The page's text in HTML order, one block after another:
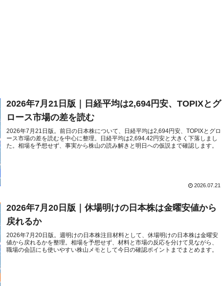
2026年7月21日版｜日経平均は2,694円安、TOPIXとグ
ロース市場の差を読む
2026年7月21日版。前日の日本株について、日経平均は2,694円安、TOPIXとグロ
ース市場の差を読むを中心に整理。日経平均は2,694.42円安と大きく下落しまし
た。相場を予想せず、事実から株山の読み解きと明日への仮説まで確認します。
2026.07.21
2026年7月20日版｜休場明けの日本株は金曜安値から
戻れるか
2026年7月20日版。週明けの日本株注目材料として、休場明けの日本株は金曜安
値から戻れるかを整理。相場を予想せず、材料と市場の反応を分けて見ながら、
職場の会話にも使いやすい株山メモとして今日の確認ポイントまでまとめます。